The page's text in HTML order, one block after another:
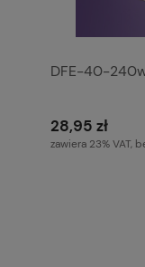
DFE-40-
28,95 zł
zawiera 23% VAT,